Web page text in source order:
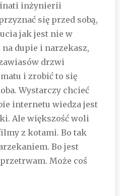
inżynierii
się przed sobą,
jak jest nie w
dupie i narzekasz,
drzwi
i zrobić to się
Wystarczy chcieć
internetu wiedza jest
Ale większość woli
z kotami. Bo tak
Bo jest
Może coś